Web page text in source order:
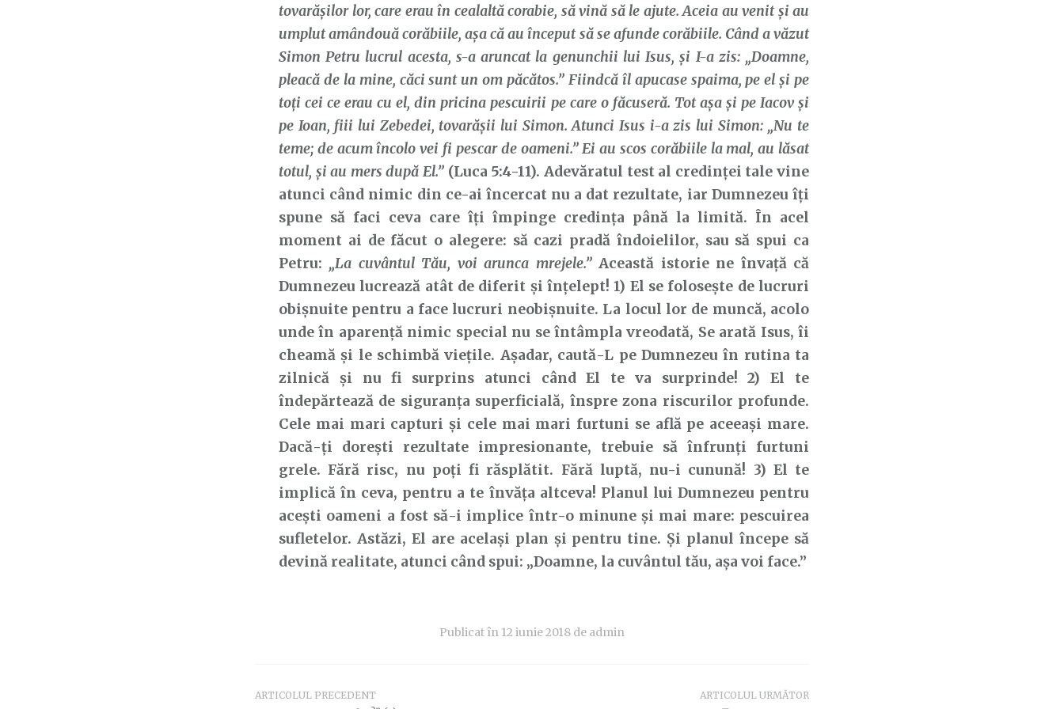
tovarăşilor lor, care erau în cealaltă corabie, să vină să le ajute. Aceia au venit şi au
umplut amândouă corăbiile, aşa că au început să se afunde corăbiile. Când a văzut
Simon Petru lucrul acesta, s-a aruncat la genunchii lui Isus, şi I-a zis: „Doamne,
pleacă de la mine, căci sunt un om păcătos.” Fiindcă îl apucase spaima, pe el şi pe
toţi cei ce erau cu el, din pricina pescuirii pe care o făcuseră. Tot aşa şi pe Iacov şi
pe Ioan, fiii lui Zebedei, tovarăşii lui Simon. Atunci Isus i-a zis lui Simon: „Nu te
teme; de acum încolo vei fi pescar de oameni.” Ei au scos corăbiile la mal, au lăsat
totul, şi au mers după El.” (Luca 5:4-11). Adevăratul test al credinței tale vine
atunci când nimic din ce-ai încercat nu a dat rezultate, iar Dumnezeu îți
spune să faci ceva care îți împinge credința până la limită. În acel
moment ai de făcut o alegere: să cazi pradă îndoielilor, sau să spui ca
Petru: „La cuvântul Tău, voi arunca mrejele.”Această istorie ne învață că
Dumnezeu lucrează atât de diferit și înțelept! 1) El se folosește de lucruri
obișnuite pentru a face lucruri neobișnuite. La locul lor de muncă, acolo
unde în aparență nimic special nu se întâmpla vreodată, Se arată Isus, îi
cheamă și le schimbă viețile. Așadar, caută-L pe Dumnezeu în rutina ta
zilnică și nu fi surprins atunci când El te va surprinde! 2) El te
îndepărtează de siguranța superficială, înspre zona riscurilor profunde.
Cele mai mari capturi și cele mai mari furtuni se află pe aceeași mare.
Dacă-ți dorești rezultate impresionante, trebuie să înfrunți furtuni
grele. Fără risc, nu poți fi răsplătit. Fără luptă, nu-i cunună! 3) El te
implică în ceva, pentru a te învăța altceva! Planul lui Dumnezeu pentru
acești oameni a fost să-i implice într-o minune și mai mare: pescuirea
sufletelor. Astăzi, El are același plan și pentru tine. Și planul începe să
devină realitate, atunci când spui: „Doamne, la cuvântul tău, așa voi face.”
Publicat în 12 iunie 2018 de admin
ARTICOLUL PRECEDENT ARTICOLUL URMĂTOR